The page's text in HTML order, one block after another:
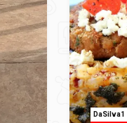
DaSilva1